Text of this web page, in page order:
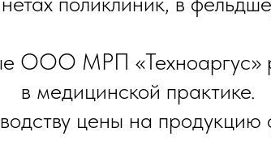
ООО МРП «Техноаргус»
в медицинской практике.
цены на